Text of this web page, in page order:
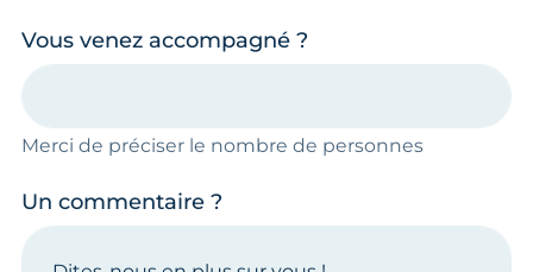
Vous venez accompagné ?
Merci de préciser le nombre de personnes
Un commentaire ?